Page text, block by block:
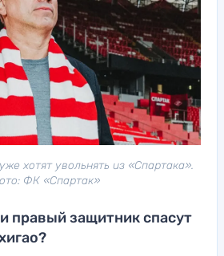
хотят увольнять из «Спартака».
ФК «Спартак»
правый защитник спасут